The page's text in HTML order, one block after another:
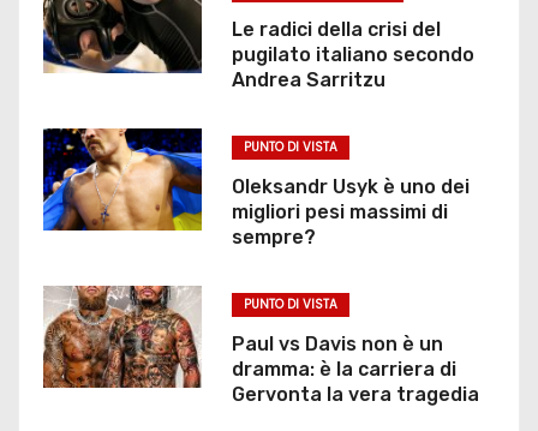
Le radici della crisi del
pugilato italiano secondo
Andrea Sarritzu
PUNTO DI VISTA
Oleksandr Usyk è uno dei
migliori pesi massimi di
sempre?
PUNTO DI VISTA
Paul vs Davis non è un
dramma: è la carriera di
Gervonta la vera tragedia